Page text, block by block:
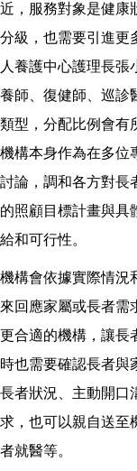
近，服務對象是健康
分級，也需要引進更
人養護中心護理長
養師、復健師、巡診
類型，分配比例會有
機構本身作為在多位
討論，調和各方對長
的照顧目標計畫與具
給和可行性。
機構會依據實際情況
來回應家屬或長者需
更合適的機構，讓長
時也需要確認長者與
長者狀況、主動開口
求，也可以親自送至
者就醫等。